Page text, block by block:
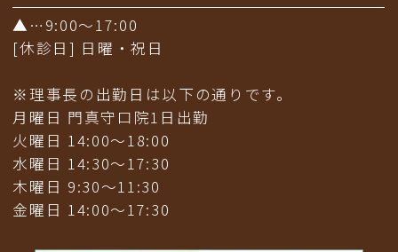
▲…9:00〜17:00
[休診日] 日曜・祝日
※理事長の出勤日は以下の通りです。
月曜日 門真守口院1日出勤
火曜日 14:00～18:00
水曜日 14:30～17:30
木曜日 9:30〜11:30
金曜日 14:00〜17:30